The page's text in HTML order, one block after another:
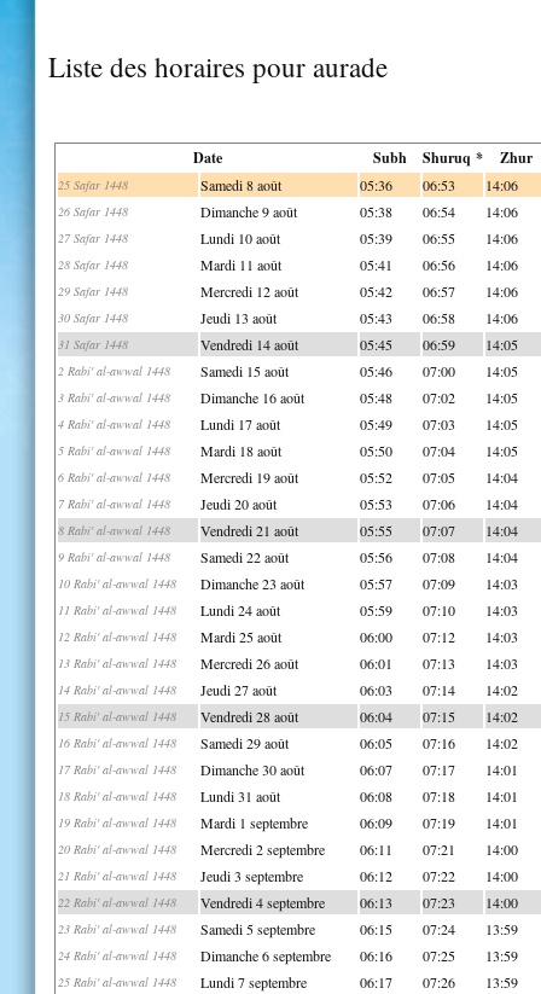
Liste des horaires pour aurade
Date Subh Shuruq * Zhur
25 Safar 1448 Samedi 8 août 05:36 06:53 14:06
26 Safar 1448 Dimanche 9 août 05:38 06:54 14:06
27 Safar 1448 Lundi 10 août 05:39 06:55 14:06
28 Safar 1448 Mardi 11 août 05:41 06:56 14:06
29 Safar 1448 Mercredi 12 août 05:42 06:57 14:06
30 Safar 1448 Jeudi 13 août 05:43 06:58 14:06
31 Safar 1448 Vendredi 14 août 05:45 06:59 14:05
2 Rabi' al-awwal 1448 Samedi 15 août 05:46 07:00 14:05
3 Rabi' al-awwal 1448 Dimanche 16 août 05:48 07:02 14:05
4 Rabi' al-awwal 1448 Lundi 17 août 05:49 07:03 14:05
5 Rabi' al-awwal 1448 Mardi 18 août 05:50 07:04 14:05
6 Rabi' al-awwal 1448 Mercredi 19 août 05:52 07:05 14:04
7 Rabi' al-awwal 1448 Jeudi 20 août 05:53 07:06 14:04
8 Rabi' al-awwal 1448 Vendredi 21 août 05:55 07:07 14:04
9 Rabi' al-awwal 1448 Samedi 22 août 05:56 07:08 14:04
10 Rabi' al-awwal 1448 Dimanche 23 août 05:57 07:09 14:03
11 Rabi' al-awwal 1448 Lundi 24 août 05:59 07:10 14:03
12 Rabi' al-awwal 1448 Mardi 25 août 06:00 07:12 14:03
13 Rabi' al-awwal 1448 Mercredi 26 août 06:01 07:13 14:03
14 Rabi' al-awwal 1448 Jeudi 27 août 06:03 07:14 14:02
15 Rabi' al-awwal 1448 Vendredi 28 août 06:04 07:15 14:02
16 Rabi' al-awwal 1448 Samedi 29 août 06:05 07:16 14:02
17 Rabi' al-awwal 1448 Dimanche 30 août 06:07 07:17 14:01
18 Rabi' al-awwal 1448 Lundi 31 août 06:08 07:18 14:01
19 Rabi' al-awwal 1448 Mardi 1 septembre 06:09 07:19 14:01
20 Rabi' al-awwal 1448 Mercredi 2 septembre 06:11 07:21 14:00
21 Rabi' al-awwal 1448 Jeudi 3 septembre 06:12 07:22 14:00
22 Rabi' al-awwal 1448 Vendredi 4 septembre 06:13 07:23 14:00
23 Rabi' al-awwal 1448 Samedi 5 septembre 06:15 07:24 13:59
24 Rabi' al-awwal 1448 Dimanche 6 septembre 06:16 07:25 13:59
25 Rabi' al-awwal 1448 Lundi 7 septembre 06:17 07:26 13:59